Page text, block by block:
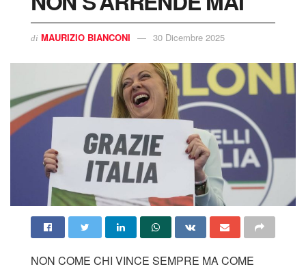
di MAURIZIO BIANCONI 30 Dicembre 2025
NON COME CHI VINCE SEMPRE MA COME